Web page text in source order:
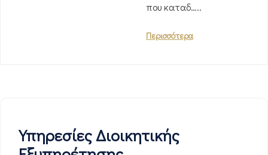
που καταδ…..
Περισσότερα
Υπηρεσίες Διοικητικής